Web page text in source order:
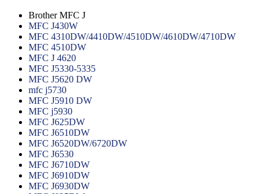
Brother MFC J
MFC J430W
MFC 4310DW/4410DW/4510DW/4610DW/4710DW
MFC 4510DW
MFC J 4620
MFC J5330-5335
MFC J5620 DW
mfc j5730
MFC J5910 DW
MFC j5930
MFC J625DW
MFC J6510DW
MFC J6520DW/6720DW
MFC J6530
MFC J6710DW
MFC J6910DW
MFC J6930DW